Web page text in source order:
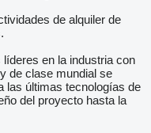
de alquiler de
en la industria con
de clase mundial se
las últimas tecnologías de
del proyecto hasta la